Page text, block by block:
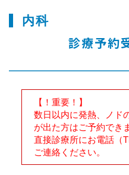
内科
診療予約
【！重要！】
数日以内に発熱、ノド
が出た方はご予約でき
直接診療所にお電話（
ご連絡ください。